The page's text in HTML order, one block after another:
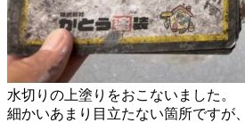
水切りの上塗りをおこないました。
細かいあまり目立たない箇所ですが